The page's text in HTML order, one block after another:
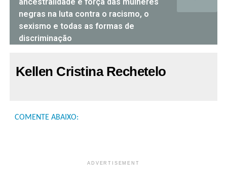
negras na luta contra o racismo, o
sexismo e todas as formas de
discriminação
Kellen Cristina Rechetelo
COMENTE ABAIXO:
ADVERTISEMENT